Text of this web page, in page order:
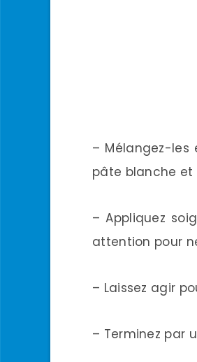
– Mélangez-les
pâte blanche et
– Appliquez
attention pour
– Laissez agir
– Terminez par